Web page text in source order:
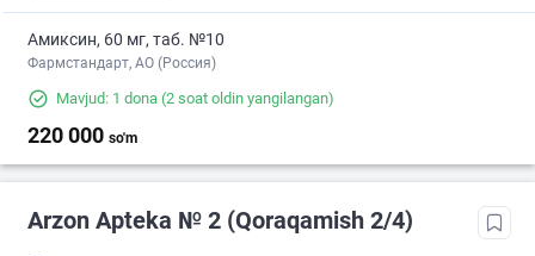
Амиксин, 60 мг, таб. №10
Фармстандарт, АО (Россия)
Mavjud: 1 dona (2 soat oldin yangilangan)
220 000 so'm
Arzon Apteka № 2 (Qoraqamish 2/4)